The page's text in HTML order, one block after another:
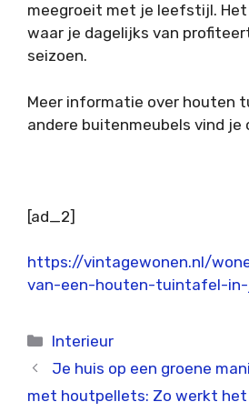
meegroeit met je leefstijl. Het
waar je dagelijks van
seizoen.
Meer informatie over houten
andere buitenmeubels vind je
[ad_2]
https://vintagewonen.nl/
van-een-houten-tuintafel-
Categorieën
Interieur
Je huis op een groene
met houtpellets: Zo werkt het